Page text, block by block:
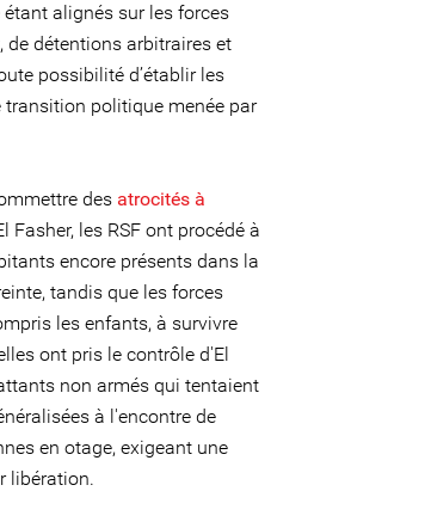
alignés sur les forces
de détentions arbitraires et
possibilité d’établir les
politique menée par
des atrocités à
Fasher, les RSF ont procédé à
encore présents dans la
tandis que les forces
les enfants, à survivre
ont pris le contrôle d'El
non armés qui tentaient
à l'encontre de
en otage, exigeant une
libération.